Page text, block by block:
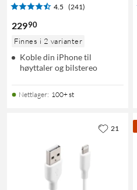
4.5 (241)
22990
Finnes i 2 varianter
Koble din iPhone til
høyttaler og bilstereo
Nettlager: 100+ st
21